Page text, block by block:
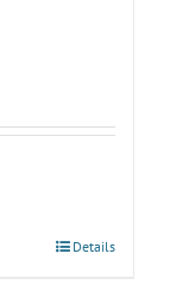
Details